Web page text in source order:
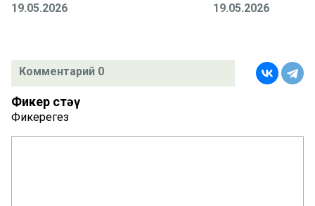
19.05.2026 19.05.2026
Комментарий 0
Фикер өстәү
Фикерегез